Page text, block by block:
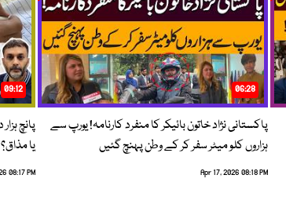
06:28
پاکستانی نژاد خاتون بائیکر کا منفرد کارنامہ! یورپ سے
ہزاروں کلو میٹر سفر کر کے وطن پہنچ گئیں
Apr 17, 2026 08:18 PM
09:12
پانچ
یا مذاق؟
08:17 PM